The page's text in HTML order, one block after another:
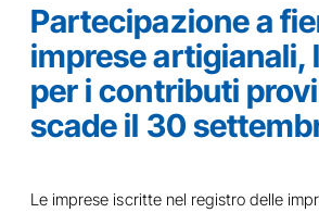
Partecipazione a
imprese artigianali,
per i contributi
scade il 30
Le imprese iscritte nel registro delle